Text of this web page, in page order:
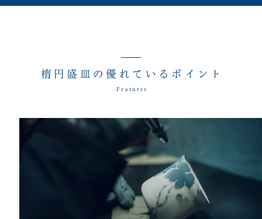
楕円盛皿の優れているポイント
Features